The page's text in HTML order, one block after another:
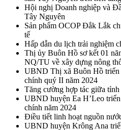
Hội nghị Doanh nghiệp và
Tây Nguyên
Sản phẩm OCOP Đắk Lắk
tế
Hấp dẫn du lịch trải nghiệm
Thị ủy Buôn Hồ sơ kết 01
NQ/TU về xây dựng nông
UBND Thị xã Buôn Hồ triển
chính quý II năm 2024
Tăng cường hợp tác giữa
UBND huyện Ea H’Leo
chính năm 2024
Điều tiết linh hoạt nguồn
UBND huyện Krông Ana